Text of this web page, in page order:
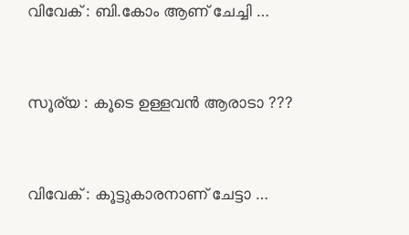
വിവേക് : ബി.കോം ആണ് ചേച്ചി …
സൂര്യ : കൂടെ ഉള്ളവൻ ആരാടാ ???
വിവേക് : കൂട്ടുകാരനാണ് ചേട്ടാ …